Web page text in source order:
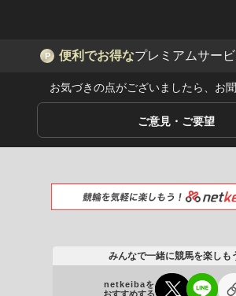
P 便利でお得なプレミアムサー
お気づきの点がございましたら、お
ご意見・ご要望
みんなで一緒に競馬を楽しも
netkeibaを
おすすめする